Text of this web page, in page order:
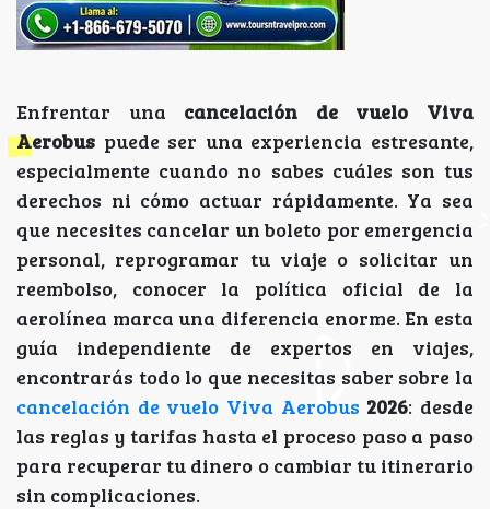
Enfrentar una cancelación de vuelo Viva
Aerobus puede ser una experiencia estresante,
especialmente cuando no sabes cuáles son tus
derechos ni cómo actuar rápidamente. Ya sea
que necesites cancelar un boleto por emergencia
personal, reprogramar tu viaje o solicitar un
reembolso, conocer la política oficial de la
aerolínea marca una diferencia enorme. En esta
guía independiente de expertos en viajes,
encontrarás todo lo que necesitas saber sobre la
cancelación de vuelo Viva Aerobus 2026: desde
las reglas y tarifas hasta el proceso paso a paso
para recuperar tu dinero o cambiar tu itinerario
sin complicaciones.